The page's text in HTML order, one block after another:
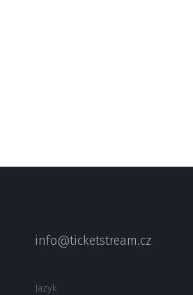
info@ticketstream.cz
Jazyk